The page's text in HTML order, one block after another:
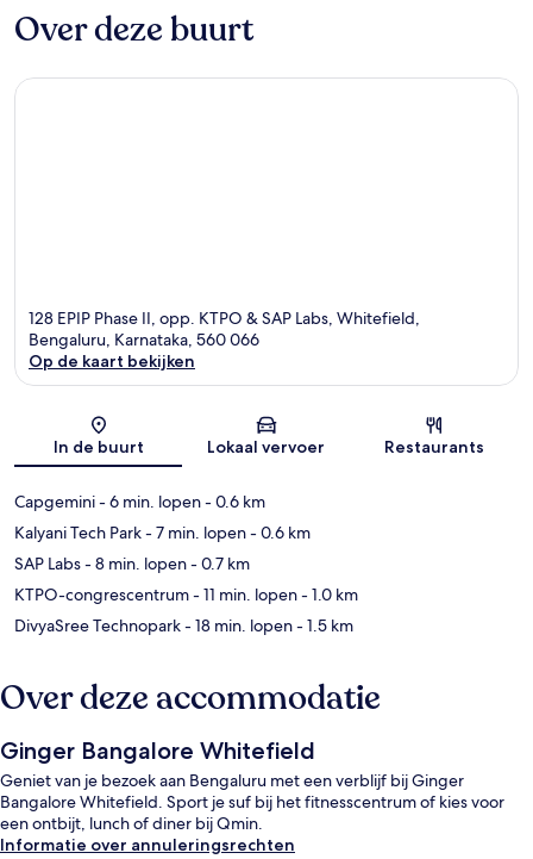
Over deze buurt
128 EPIP Phase II, opp. KTPO & SAP Labs, Whitefield,
Bengaluru, Karnataka, 560 066
Op de kaart bekijken
In de buurt Lokaal vervoer Restaurants
Capgemini- 6 min. lopen- 0.6 km
Kalyani Tech Park- 7 min. lopen- 0.6 km
SAP Labs- 8 min. lopen- 0.7 km
KTPO-congrescentrum- 11 min. lopen- 1.0 km
DivyaSree Technopark- 18 min. lopen- 1.5 km
Over deze accommodatie
Ginger Bangalore Whitefield
Geniet van je bezoek aan Bengaluru met een verblijf bij Ginger
Bangalore Whitefield. Sport je suf bij het fitnesscentrum of kies voor
een ontbijt, lunch of diner bij Qmin.
Informatie over annuleringsrechten